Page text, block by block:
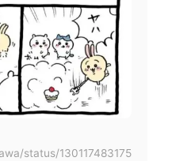
status/130117483175